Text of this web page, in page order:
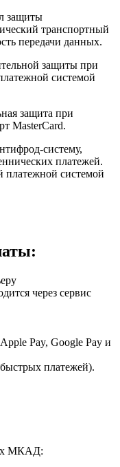
защиты
транспортный
передачи данных.
защиты при
системой
защита при
MasterCard.
систему,
платежей.
платежной системой
через сервис
Pay, Google Pay и
платежей).
МКАД: